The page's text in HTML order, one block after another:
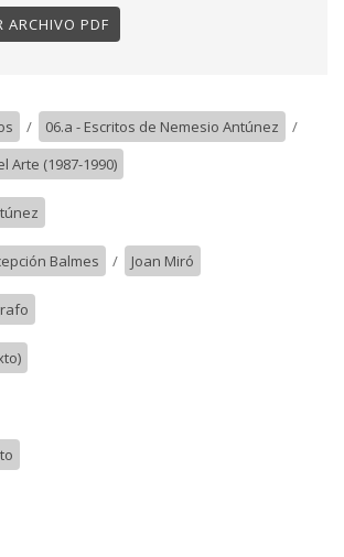
ARCHIVO PDF
/ 06.a - Escritos de Nemesio Antúnez
/
Arte (1987-1990)
Balmes / Joan Miró